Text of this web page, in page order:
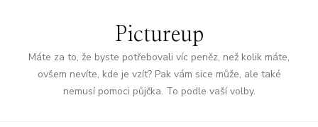
Pictureup
Máte za to, že byste potřebovali víc peněz, než kolik máte,
ovšem nevíte, kde je vzít? Pak vám sice může, ale také
nemusí pomoci půjčka. To podle vaší volby.